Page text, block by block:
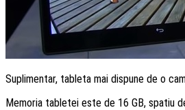
Suplimentar, tableta mai dispune de o
Memoria tabletei este de 16 GB, spatiu